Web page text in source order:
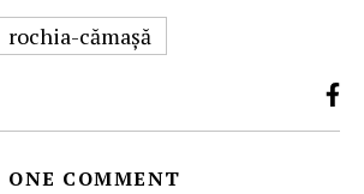
rochia-cămaşă
ONE COMMENT